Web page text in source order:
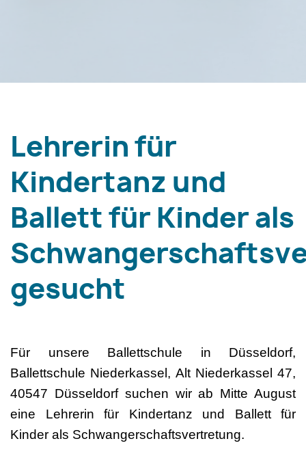
Lehrerin für
Kindertanz und
Ballett für Kinder als
gesucht
Für unsere Ballettschule in Düsseldorf,
Ballettschule Niederkassel, Alt Niederkassel 47,
40547 Düsseldorf suchen wir ab Mitte August
eine Lehrerin für Kindertanz und Ballett für
Kinder als Schwangerschaftsvertretung.